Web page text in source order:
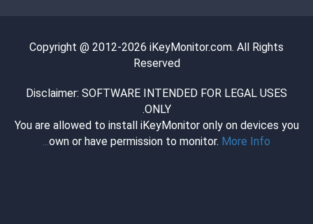
Copyright @ 2012-2026 iKeyMonitor.com. All Rights
Reserved
Disclaimer: SOFTWARE INTENDED FOR LEGAL USES
ONLY.
You are allowed to install iKeyMonitor only on devices you
own or have permission to monitor. More Info...